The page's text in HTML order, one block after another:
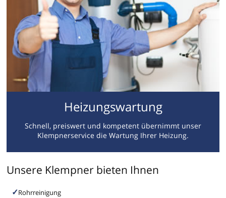
Heizungswartung
Schnell, preiswert und kompetent übernimmt unser
Klempnerservice die Wartung Ihrer Heizung.
Unsere Klempner bieten Ihnen
Rohrreinigung